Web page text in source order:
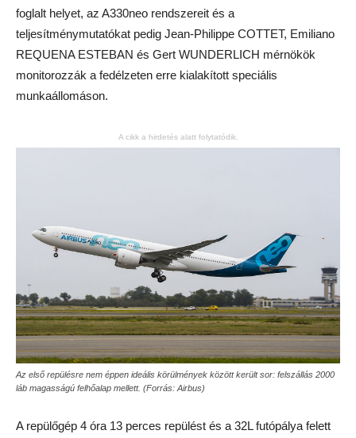
foglalt helyet, az A330neo rendszereit és a
teljesítménymutatókat pedig Jean-Philippe COTTET, Emiliano
REQUENA ESTEBAN és Gert WUNDERLICH mérnökök
monitorozzák a fedélzeten erre kialakított speciális
munkaállomáson.
A cikk a hirdetés alatt folytatódik.
Az első repülésre nem éppen ideális körülmények között került sor: felszállás 2000
láb magasságú felhőalap mellett. (Forrás: Airbus)
A repülőgép 4 óra 13 perces repülést és a 32L futópálya felett